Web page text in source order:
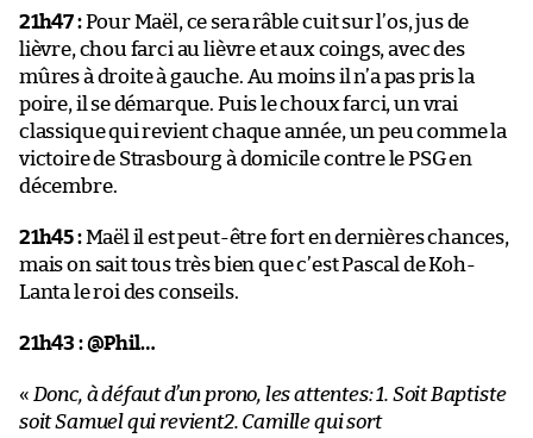
21h47 :Pour Maël, ce sera râble cuit sur l’os, jus de
lièvre, chou farci au lièvre et aux coings, avec des
mûres à droite à gauche. Au moins il n’a pas pris la
poire, il se démarque. Puis le choux farci, un vrai
classique qui revient chaque année, un peu comme la
victoire de Strasbourg à domicile contre le PSG en
décembre.
21h45 :Maël il est peut-être fort en dernières chances,
mais on sait tous très bien que c’est Pascal de Koh-
Lanta le roi des conseils.
21h43 :@Phil…
« Donc, à défaut d’un prono, les attentes: 1. Soit Baptiste
soit Samuel qui revient2. Camille qui sort